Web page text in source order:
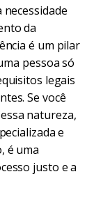
da
é um pilar
pessoa só
legais
Se você
natureza,
e
é uma
justo e a